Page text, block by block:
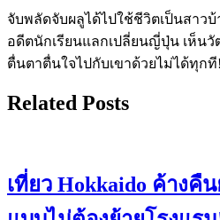
จับพลัดจับผลูได้ไปใช้ชีวิตเป็นสาว
อดีตนักเรียนแลกเปลี่ยนญี่ปุ่น เห็น
ตื่นตาตื่นใจไปกับเขาด้วยไม่ได้ทุกที!
Related Posts
เที่ยว Hokkaido ค้างคื